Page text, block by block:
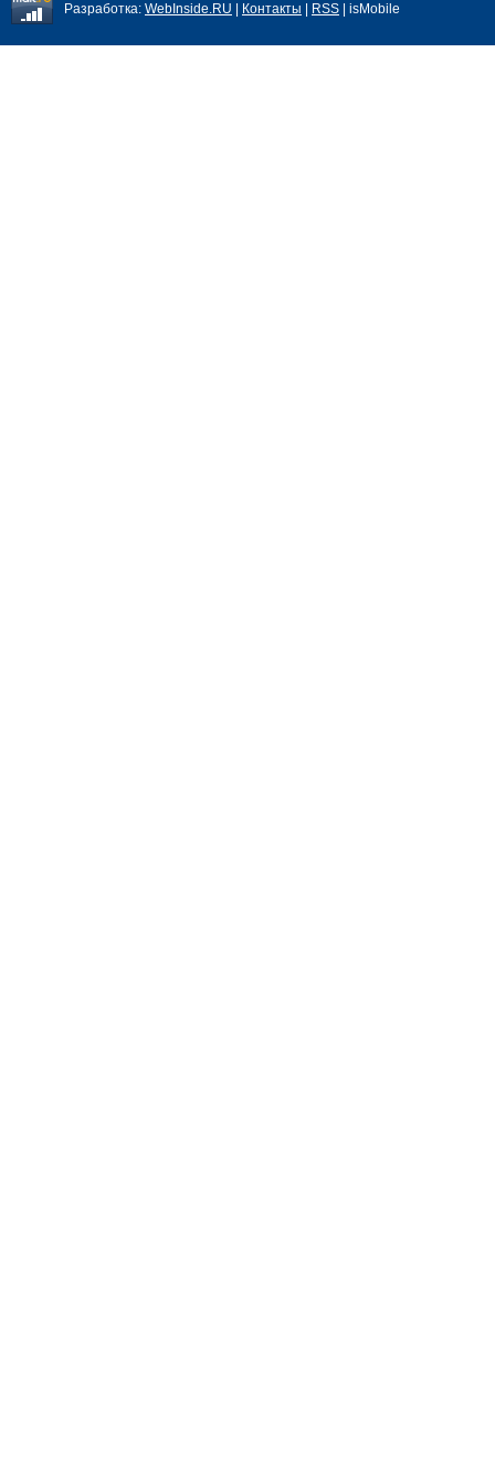
Разработка: WebInside.RU Контакты RSS | isMobile